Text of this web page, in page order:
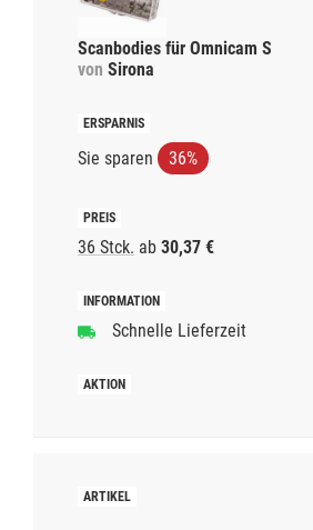
Scanbodies für Omnicam S
von Sirona
Sie sparen 36%
36 Stck. ab 30,37 €
Schnelle Lieferzeit